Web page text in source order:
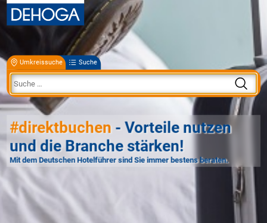
Umkreissuche Suche
#direktbuchen - Vorteile nutzen
und die Branche stärken!
Mit dem Deutschen Hotelführer sind Sie immer bestens beraten.